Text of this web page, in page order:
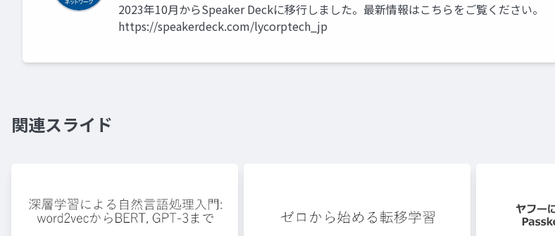
2023年10月からSpeaker Deckに移行しました。最新情報はこちらをご覧ください。
https://speakerdeck.com/lycorptech_jp
関連スライド